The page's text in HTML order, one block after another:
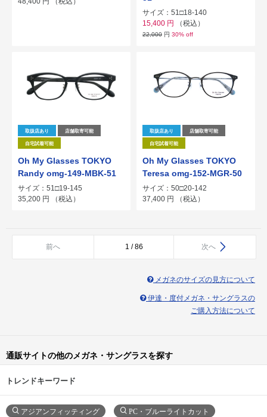
サイズ：51□18-140
15,400 円 （税込）
22,000 円 30% off
取扱店あり 店舗取寄可能
自宅試着可能
Oh My Glasses TOKYO
Randy omg-149-MBK-51
サイズ：51□19-145
35,200 円 （税込）
取扱店あり 店舗取寄可能
自宅試着可能
Oh My Glasses TOKYO
Teresa omg-152-MGR-50
サイズ：50□20-142
37,400 円 （税込）
前へ 1 / 86 次へ
メガネのサイズの見方について
伊達・度付メガネ・サングラスの
ご購入方法について
通販サイトの他のメガネ・サングラスを探す
トレンドキーワード
アジアンフィッティング PC・ブルーライトカット